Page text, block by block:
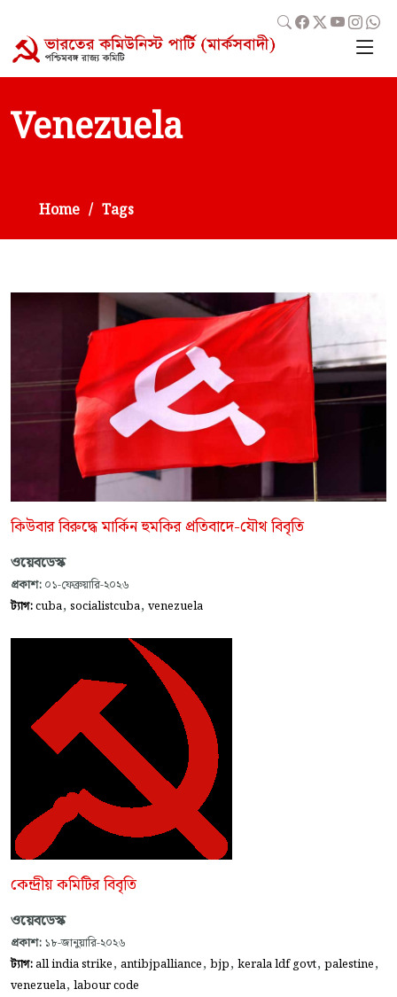
Venezuela
Home Tags
কিউবার বিরুদ্ধে মার্কিন হুমকির প্রতিবাদে-যৌথ বিবৃতি
ওয়েবডেস্ক
প্রকাশ: ০১-ফেব্রুয়ারি-২০২৬
ট্যাগ:cuba, socialistcuba, venezuela
কেন্দ্রীয় কমিটির বিবৃতি
ওয়েবডেস্ক
প্রকাশ: ১৮-জানুয়ারি-২০২৬
ট্যাগ:all india strike, antibjpalliance, bjp, kerala ldf govt, palestine,
venezuela, labour code